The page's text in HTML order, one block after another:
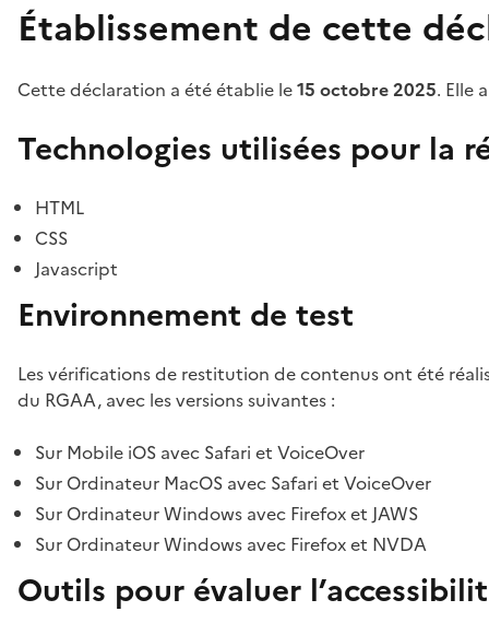
Établissement de cette
Cette déclaration a été établie le15 octobre 2025. Elle
Technologies utilisées pour la
HTML
CSS
Javascript
Environnement de test
Les vérifications de restitution de contenus ont été
du RGAA, avec les versions suivantes :
Sur Mobile iOS avec Safari et VoiceOver
Sur Ordinateur MacOS avec Safari et VoiceOver
Sur Ordinateur Windows avec Firefox et JAWS
Sur Ordinateur Windows avec Firefox et NVDA
Outils pour évaluer